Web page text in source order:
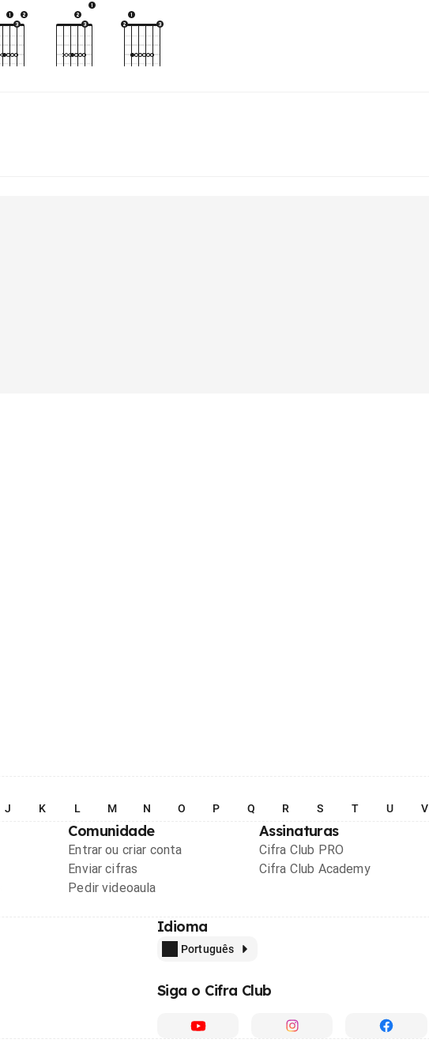
J K L M N O P Q R S T U V
Comunidade
Entrar ou criar conta
Enviar cifras
Pedir videoaula
Assinaturas
Cifra Club PRO
Cifra Club Academy
Idioma
Português
Siga o Cifra Club